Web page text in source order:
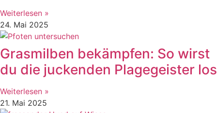
Weiterlesen »
24. Mai 2025
Grasmilben bekämpfen: So wirst
du die juckenden Plagegeister los
Weiterlesen »
21. Mai 2025